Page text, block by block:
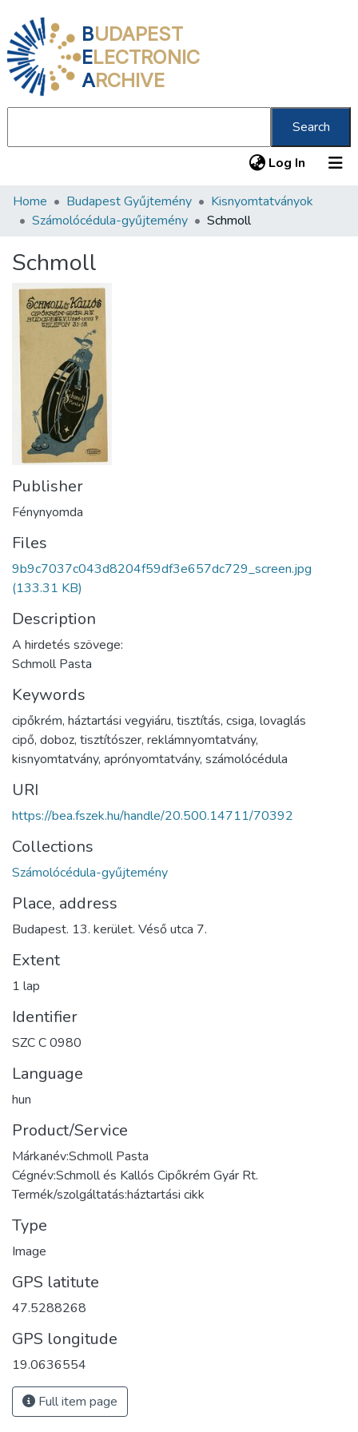
BUDAPEST
ELECTRONIC
ARCHIVE
Search
Log In (current)
Communities & Collections
Statistics
About us
Home Budapest Gyűjtemény
Kisnyomtatványok
Számolócédula-gyűjtemény
Schmoll
Schmoll
Publisher
Fénynyomda
Files
9b9c7037c043d8204f59df3e657dc729_screen.jpg
(133.31 KB)
Description
A hirdetés szövege:
Schmoll Pasta
Keywords
cipőkrém, háztartási vegyiáru, tisztítás, csiga, lovaglás
cipő, doboz, tisztítószer, reklámnyomtatvány,
kisnyomtatvány, aprónyomtatvány, számolócédula
URI
https://bea.fszek.hu/handle/20.500.14711/70392
Collections
Számolócédula-gyűjtemény
Place, address
Budapest. 13. kerület. Véső utca 7.
Extent
1 lap
Identifier
SZC C 0980
Language
hun
Product/Service
Márkanév:Schmoll Pasta
Cégnév:Schmoll és Kallós Cipőkrém Gyár Rt.
Termék/szolgáltatás:háztartási cikk
Type
Image
GPS latitute
47.5288268
GPS longitude
19.0636554
Full item page